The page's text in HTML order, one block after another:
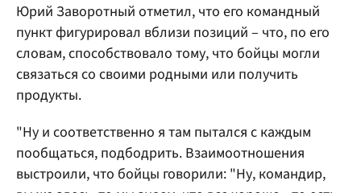
Юрий Заворотный отметил, что его командный
пункт фигурировал вблизи позиций – что, по его
словам, способствовало тому, что бойцы могли
связаться со своими родными или получить
продукты.
"Ну и соответственно я там пытался с каждым
пообщаться, подбодрить. Взаимоотношения
выстроили, что бойцы говорили: "Ну, командир,